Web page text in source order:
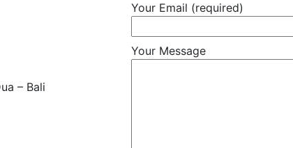
– Bali
Your Email (required)
Your Message